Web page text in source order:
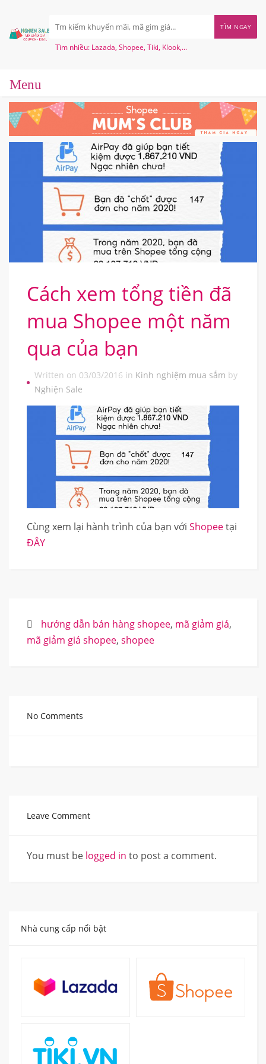
TÌM NGAY
Tìm nhiều: Lazada, Shopee, Tiki, Klook,...
Cách xem tổng tiền đã
mua Shopee một năm
qua của bạn
Written on 03/03/2016 in Kinh nghiệm mua sắm by
Nghiện Sale
Cùng xem lại hành trình của bạn với Shopeetại
ĐÂY
hướng dẫn bán hàng shopee, mã giảm giá,
mã giảm giá shopee, shopee
No Comments
Leave Comment
You must be logged in to post a comment.
Nhà cung cấp nổi bật